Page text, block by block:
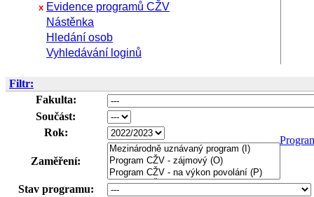
x Evidence programů CŽV
Nástěnka
Hledání osob
Vyhledávání loginů
Filtr:
Fakulta:
Součást:
Rok:
Zaměření:
Stav programu: